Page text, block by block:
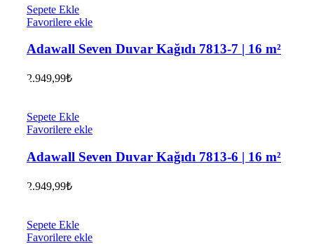
Sepete Ekle
Favorilere ekle
Adawall Seven Duvar Kağıdı 7813-7 | 16 m²
2.949,99₺
Sepete Ekle
Favorilere ekle
Adawall Seven Duvar Kağıdı 7813-6 | 16 m²
2.949,99₺
Sepete Ekle
Favorilere ekle